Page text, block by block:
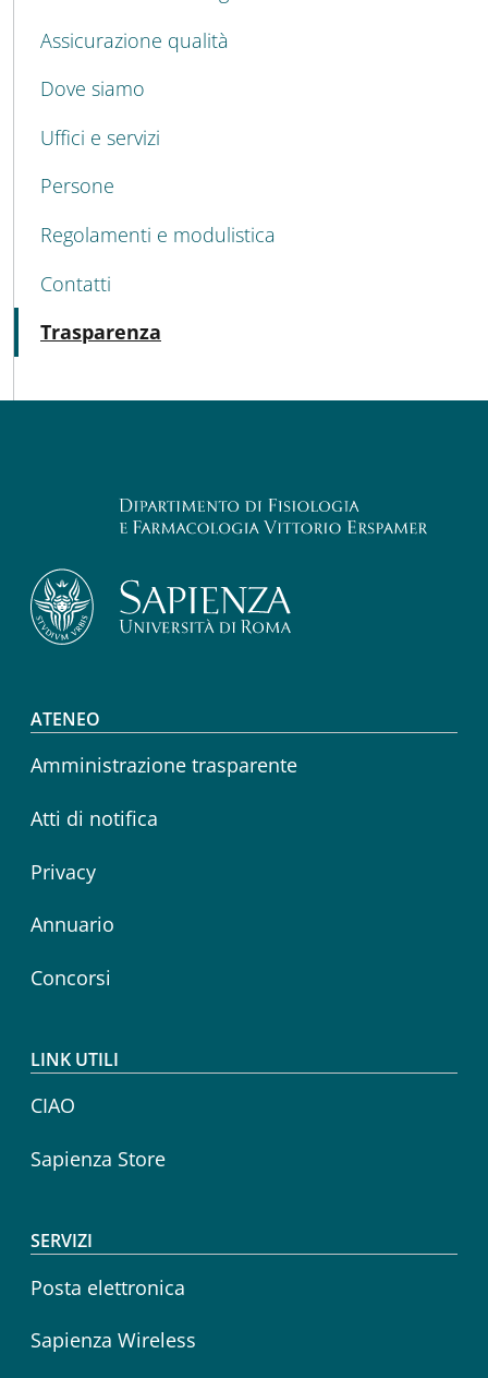
Assicurazione qualità
Dove siamo
Uffici e servizi
Persone
Regolamenti e modulistica
Contatti
Trasparenza
Footer menu
ATENEO
Amministrazione trasparente
Atti di notifica
Privacy
Annuario
Concorsi
LINK UTILI
CIAO
Sapienza Store
SERVIZI
Posta elettronica
Sapienza Wireless